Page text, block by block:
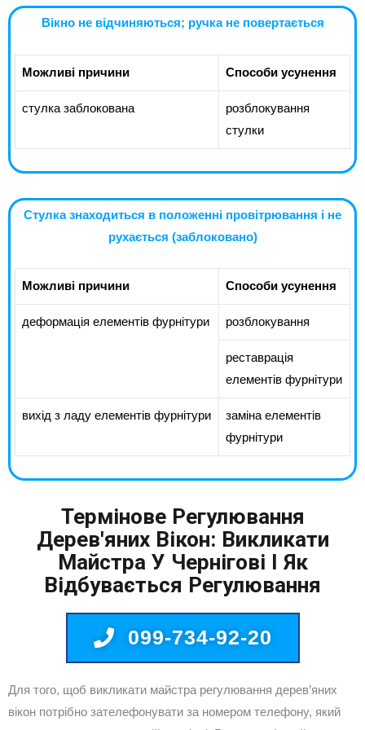
Вікно не відчиняються; ручка не повертається
Можливі причини Способи усунення
стулка заблокована
розблокування
стулки
Стулка знаходиться в положенні провітрювання і не
рухається (заблоковано)
Можливі причини Способи усунення
деформація елементів фурнітури розблокування
реставрація
елементів фурнітури
вихід з ладу елементів фурнітури
заміна елементів
фурнітури
Термінове Регулювання
Дерев'яних Вікон: Викликати
Майстра У Чернігові І Як
Відбувається Регулювання
099-734-92-20
Для того, щоб викликати майстра регулювання дерев’яних
вікон потрібно зателефонувати за номером телефону, який